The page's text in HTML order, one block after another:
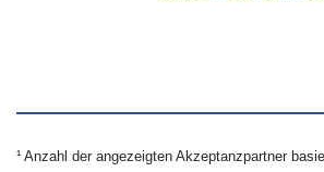
¹ Anzahl der angezeigten Akzeptanzpartner